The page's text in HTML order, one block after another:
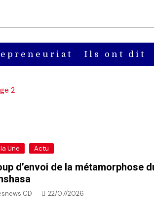
Ils ont dit
2
Une Actu
d’envoi de la métamorphose
CD 22/07/2026